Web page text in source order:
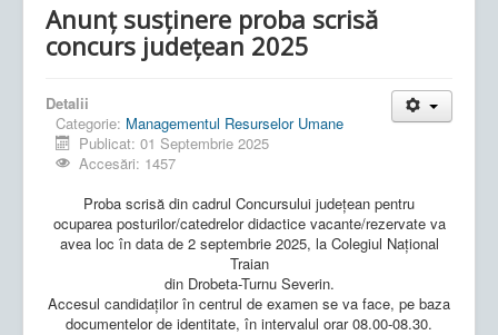
Anunț susținere proba scrisă
concurs județean 2025
Detalii
Categorie: Managementul Resurselor Umane
Publicat: 01 Septembrie 2025
Accesări: 1457
Proba scrisă din cadrul Concursului județean pentru
ocuparea posturilor/catedrelor didactice vacante/rezervate va
avea loc în data de 2 septembrie 2025, la Colegiul Național
Traian
din Drobeta-Turnu Severin.
Accesul candidaților în centrul de examen se va face, pe baza
documentelor de identitate, în intervalul orar 08.00-08.30.